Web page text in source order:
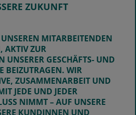
ZUKUNFT
MITARBEITENDEN
AKTIV ZUR
UNSERER GESCHÄFTS- UND
BEIZUTRAGEN. WIR
ZUSAMMENARBEIT UND
JEDE UND JEDER
NIMMT – AUF UNSERE
KUNDINNEN UND